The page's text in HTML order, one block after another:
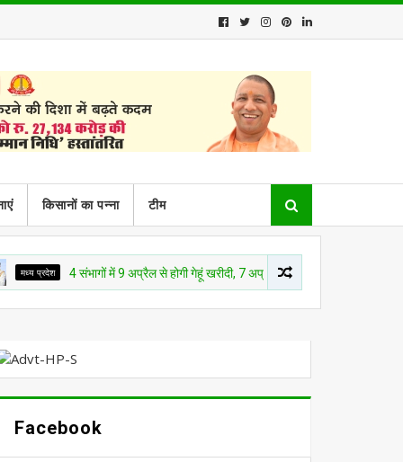
किसानों का पन्ना टीम
4 संभागों में 9 अप्रैल से होगी गेहूं खरीदी, 7 अप्रैल से स्लॉट बुकिंग
Facebook